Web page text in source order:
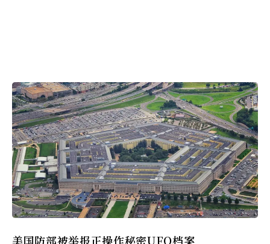
美国防部被举报正操作秘密UFO档案